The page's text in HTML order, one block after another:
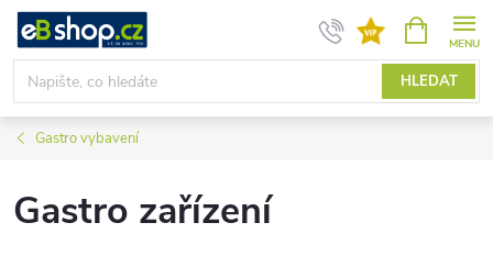
Přejít
obsah
HLEDAT
NÁKUPNÍ
KOŠÍK
Gastro vybavení
Gastro zařízení